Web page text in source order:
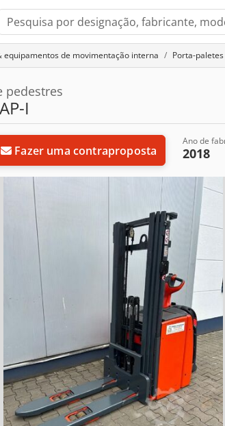
equipamentos de movimentação interna Porta-paletes
pedestres
I
Fazer uma contraproposta
Ano de
2018